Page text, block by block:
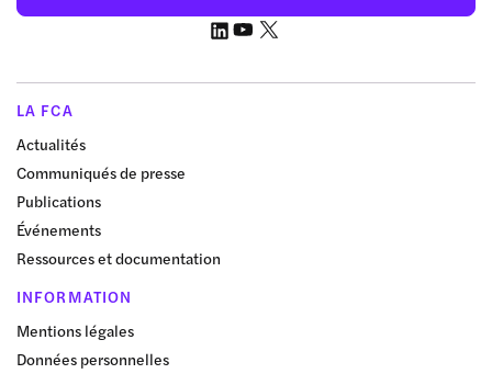
LA FCA
Actualités
Communiqués de presse
Publications
Événements
Ressources et documentation
INFORMATION
Mentions légales
Données personnelles